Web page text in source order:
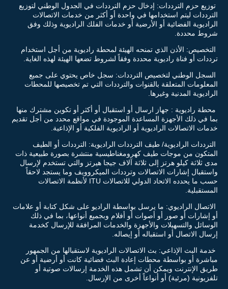
توزيع حزم الترددات: إدخال حزم الترددات في الجدول الوطني لتوزيع
الترددات ليتم استخدامها في واحدة أو أكثر من خدمات الاتصالات
الراديوية الفضائية أو الأرضية أو خدمات الفلك الراديوية وذلك وفق
شروط محددة.
التخصيص: الأذن الذي تمنحه الهيئة لمحطة راديوية من أجل استخدام
ترددات أو فناة راديوية محددة وفقاً لشروط تضعها الهيئة لهذه الغاية.
السجل الوطني لتخصيص الترددات: سجل خاص يحتوي على جميع
المعلومات المتعلقة بالقنوات والترددات التي تم تخصيصها للمحطات
الراديوية المدنية وغيرها.
محطة راديوية : جهاز ارسال أو استقبال أو أكثر أو تكوين مشترك منها
بما في ذلك الأجهزة المساعدة الموجودة في مواقع محدد من أجل تقديم
خدمات الاتصالات الراديوية أو الراديوية الفلكية أو الإذاعية.
الترددات الراديوية/ طيف الترددات الراديوية: الترددات أو الطيف
المتكون من موجات طيف كهرومغناطيسية منتشرة بصورة طبيعية ذات
مدى ثلاثة كيلو هرتز إلى ثلاثة آلاف جيجا هيرتز والتي تستخدم لإرسال
واستقبال إشارات الاتصالات وترددات الميكروويف وما يستجد لاحقاً
حسب ما يحدده الاتحاد الدولي للاتصالات ITU لأنظمة الاتصالات
المستقبلية.
الاتصال الراديوي: ما يرسل بواسطة الراديو على شكل كتابة أو علامات
أو إشارات أو صور أو أصوات أو أفلام وبجميع أنواعها، بما في ذلك
الوسائل والتسهيلات والأجهزة والخدمات المرافقة للإرسال كخدمة
إرسال الاتصال أو استقباله أو إيصاله.
خدمة البث الإذاعي: بث الاتصالات الراديوية لاستقبالها من الجمهور
مباشرة أو بواسطة محطات إعادة البث فضائية كانت أو أرضية أو عن
طريق الإنترنت ويمكن أن تشمل هذه الخدمة إرسالات صوتية أو
تلفزيونية (مرئية) أو أنواعاً أخرى من الإرسال.